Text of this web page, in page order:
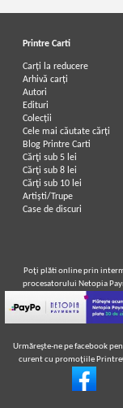
Printre Carti
Carți la reducere
Arhivă carți
Autori
Edituri
Colecții
Cele mai căutate cărți
Blog Printre Carti
Cărţi sub 5 lei
Cărţi sub 8 lei
Cărţi sub 10 lei
Artiști/Trupe
Case de discuri
Poţi plăti online prin
procesatorului Netopia
Urmăreşte-ne pe facebook
curent cu promoţiile